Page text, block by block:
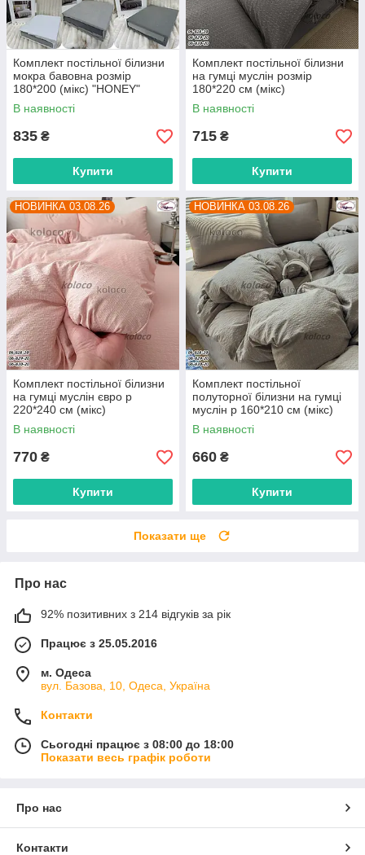
Комплект постільної білизни
мокра бавовна розмір
180*200 (мікс) "HONEY"
недорого від прямого
постачальника
В наявності
835 ₴
Купити
Комплект постільної білизни
на гумці муслін розмір
180*220 см (мікс)
"POSTELKA" недорого від
прямого постачальника
В наявності
715 ₴
Купити
НОВИНКА 03.08.26
Комплект постільної білизни
на гумці муслін євро р
220*240 см (мікс)
"POSTELKA" недорого від
прямого постачальника
В наявності
770 ₴
Купити
НОВИНКА 03.08.26
Комплект постільної
полуторної білизни на гумці
муслін р 160*210 см (мікс)
"POSTELKA" недорого від
прямого постачальника
В наявності
660 ₴
Купити
Показати ще
Про нас
92% позитивних з 214 відгуків за рік
Працює з 25.05.2016
м. Одеса
вул. Базова, 10, Одеса, Україна
Контакти
Сьогодні працює з 08:00 до 18:00
Показати весь графік роботи
Про нас
Контакти